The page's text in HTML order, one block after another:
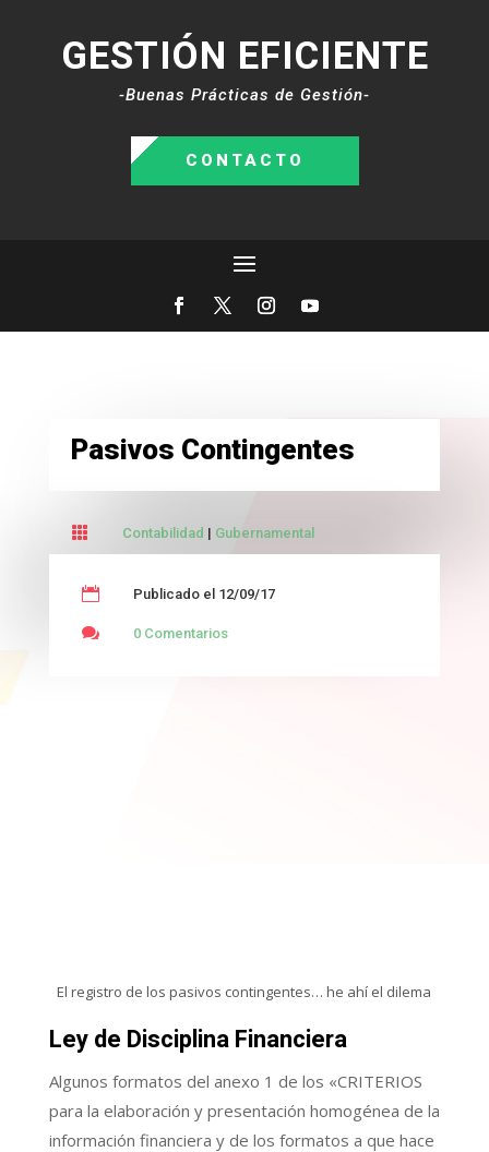
GESTIÓN EFICIENTE
-Buenas Prácticas de Gestión-
CONTACTO
Pasivos Contingentes
 Contabilidad | Gubernamental
 Publicado el 12/09/17
 0 Comentarios
El registro de los pasivos contingentes… he ahí el dilema
Ley de Disciplina Financiera
Algunos formatos del anexo 1 de los «CRITERIOS
para la elaboración y presentación homogénea de la
información financiera y de los formatos a que hace